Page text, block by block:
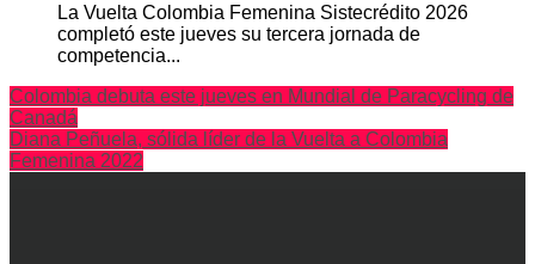
La Vuelta Colombia Femenina Sistecrédito 2026
completó este jueves su tercera jornada de
competencia...
Colombia debuta este jueves en Mundial de Paracycling de
Canadá
Diana Peñuela, sólida líder de la Vuelta a Colombia
Femenina 2022